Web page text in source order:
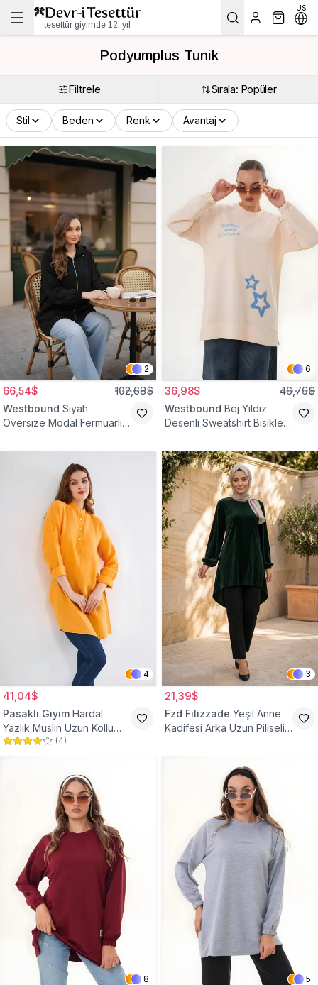
tesettür giyimde 12. yıl
US
Podyumplus Tunik
Filtrele Sırala: Popüler
Stil Beden Renk Avantaj
2
66,54$ 102,68$
Westbound Siyah
Oversize Modal Fermuarlı
6
36,98$ 46,76$
Westbound Bej Yıldız
Desenli Sweatshirt Bisiklet
4
41,04$
Pasaklı Giyim Hardal
Yazlık Muslin Uzun Kollu
Hakim Yaka Cepli Tesettür
(4)
3
21,39$
Fzd Filizzade Yeşil Anne
Kadifesi Arka Uzun Piliseli
8 5